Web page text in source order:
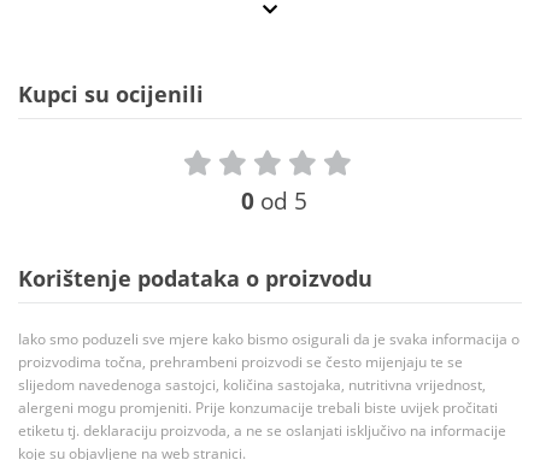
Kupci su ocijenili
0 od 5
Korištenje podataka o proizvodu
Iako smo poduzeli sve mjere kako bismo osigurali da je svaka informacija o
proizvodima točna, prehrambeni proizvodi se često mijenjaju te se
slijedom navedenoga sastojci, količina sastojaka, nutritivna vrijednost,
alergeni mogu promjeniti. Prije konzumacije trebali biste uvijek pročitati
etiketu tj. deklaraciju proizvoda, a ne se oslanjati isključivo na informacije
koje su objavljene na web stranici.